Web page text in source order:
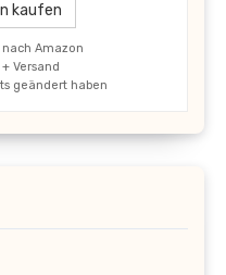
kaufen
Amazon
Versand
geändert haben